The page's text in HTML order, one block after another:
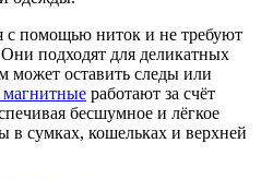
с помощью ниток и не требуют
подходят для деликатных
может оставить следы или
работают за счёт
бесшумное и лёгкое
в сумках, кошельках и верхней